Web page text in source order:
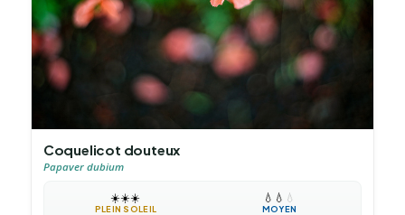
Coquelicot douteux
Papaver dubium
☀️☀️☀️
PLEIN SOLEIL
💧 💧 💧
MOYEN